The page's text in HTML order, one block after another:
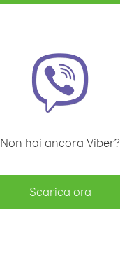
Non hai ancora Viber?
Scarica ora